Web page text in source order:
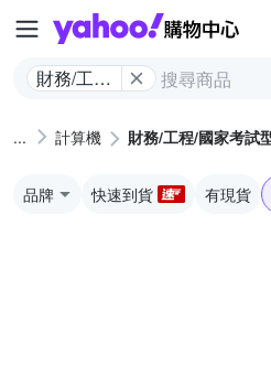
財務/工程/
型 計算機 財務/工程/國家考試
品牌 快速到貨 有現貨